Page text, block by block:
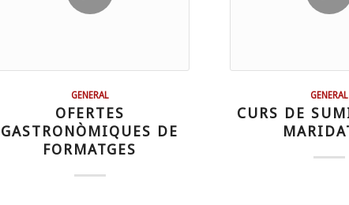
GENERAL
OFERTES
GASTRONÒMIQUES DE
FORMATGES
GENERAL
CURS DE